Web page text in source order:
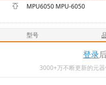
MPU6050 MPU-6050
型号
登录
3000+万不断更新的元